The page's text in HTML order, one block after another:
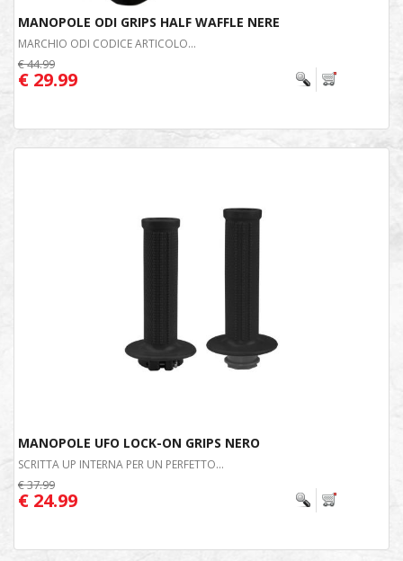
MANOPOLE ODI GRIPS HALF WAFFLE NERE
MARCHIO ODI CODICE ARTICOLO...
€ 44.99
€ 29.99
MANOPOLE UFO LOCK-ON GRIPS NERO
SCRITTA UP INTERNA PER UN PERFETTO...
€ 37.99
€ 24.99